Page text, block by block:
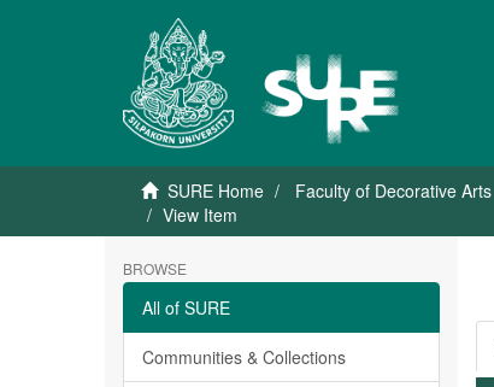
SURE Home Faculty of Decorative Arts
View Item
BROWSE
All of SURE
Communities & Collections